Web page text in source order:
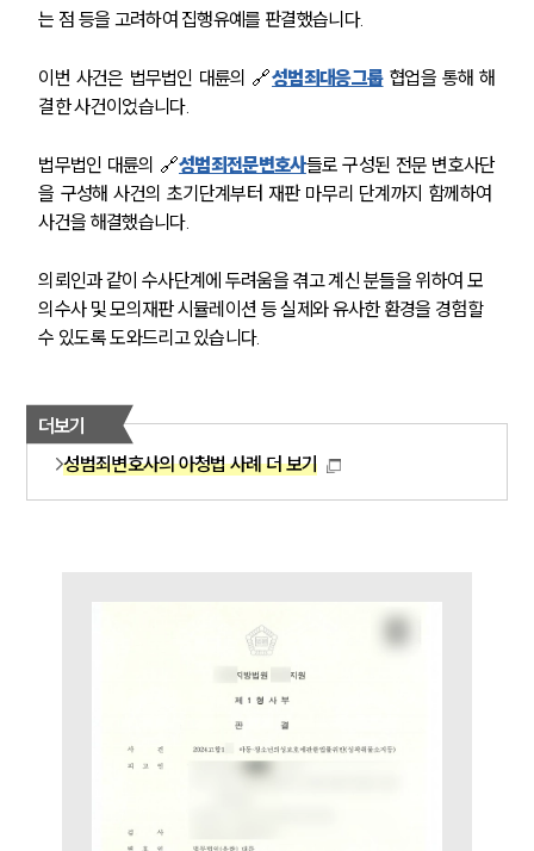
고객의 소리
AI대륜
주요 업무사례
사례분석/최신동향
고객후기
구성원 소개
소식/자료
언론보도
공지사항
법률 블로그
법률서식
뉴스레터/브로슈어
는 점 등을 고려하여 집행유예를 판결했습니다.
이번 사건은 법무법인 대륜의 🔗성범죄대응그룹 협업을 통해 해
결한 사건이었습니다.
법무법인 대륜의 🔗성범죄전문변호사들로 구성된 전문 변호사단
을 구성해 사건의 초기단계부터 재판 마무리 단계까지 함께하여
사건을 해결했습니다.
의뢰인과 같이 수사단계에 두려움을 겪고 계신 분들을 위하여 모
의수사 및 모의재판 시뮬레이션 등 실제와 유사한 환경을 경험할
수 있도록 도와드리고 있습니다.
더보기
성범죄변호사의 아청법 사례 더 보기